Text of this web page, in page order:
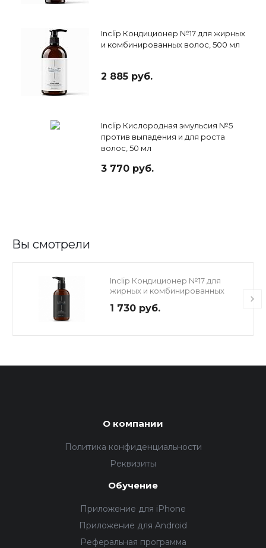
Inclip Кондиционер №17 для жирных
и комбинированных волос, 500 мл
2 885 руб.
Inclip Кислородная эмульсия №5
против выпадения и для роста
волос, 50 мл
3 770 руб.
Вы смотрели
Inclip Кондиционер №17 для
жирных и комбинированных
1 730 руб.
О компании
Политика конфиденциальности
Реквизиты
Обучение
Приложение для iPhone
Приложение для Android
Реферальная программа